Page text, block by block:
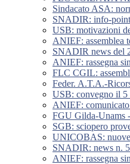
Sindacato ASA:
SNADIR: info-
USB: motivazioni
ANIEF: assemblea
SNADIR news del
ANIEF: rassegna
FLC CGIL:
Feder. A.T.A.-
USB: convegno il 5
ANIEF:
FGU Gilda-Unams
SGB: sciopero
UNICOBAS:
SNADIR: news n.
ANIEF: rassegna